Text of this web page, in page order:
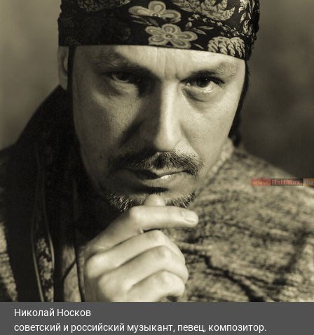
Николай Носков
советский и российский музыкант, певец, композитор.